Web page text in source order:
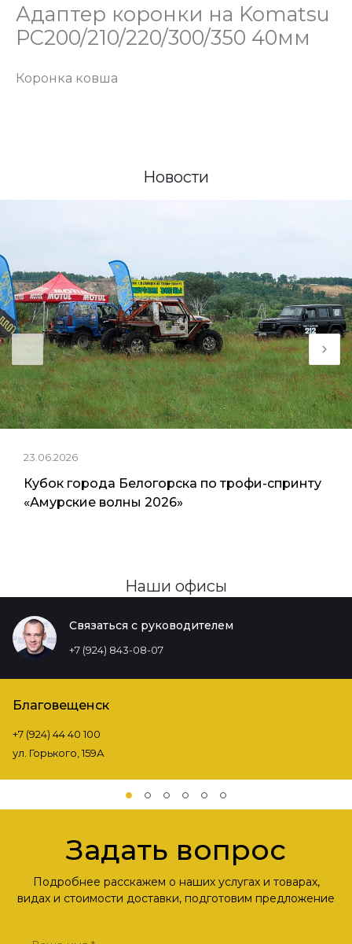
Адаптер коронки на Komatsu
PC200/210/220/300/350 40мм
Коронка ковша
Новости
23.06.2026
Кубок города Белогорска по трофи-спринту
«Амурские волны 2026»
Наши офисы
Связаться с руководителем
+7 (924) 843-08-07
Благовещенск
+7 (924) 44 40 100
ул. Горького, 159А
Задать вопрос
Подробнее расскажем о наших услугах и товарах,
видах и стоимости доставки, подготовим предложение